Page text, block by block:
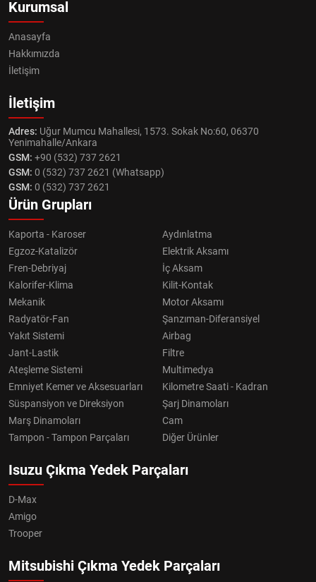
Kurumsal
Anasayfa
Hakkımızda
İletişim
İletişim
Adres: Uğur Mumcu Mahallesi, 1573. Sokak No:60, 06370
Yenimahalle/Ankara
GSM: +90 (532) 737 2621
GSM: 0 (532) 737 2621 (Whatsapp)
GSM: 0 (532) 737 2621
Ürün Grupları
Kaporta - Karoser
Aydınlatma
Egzoz-Katalizör
Elektrik Aksamı
Fren-Debriyaj
İç Aksam
Kalorifer-Klima
Kilit-Kontak
Mekanik
Motor Aksamı
Radyatör-Fan
Şanzıman-Diferansiyel
Yakıt Sistemi
Airbag
Jant-Lastik
Filtre
Ateşleme Sistemi
Multimedya
Emniyet Kemer ve Aksesuarları
Kilometre Saati - Kadran
Süspansiyon ve Direksiyon
Şarj Dinamoları
Marş Dinamoları
Cam
Tampon - Tampon Parçaları
Diğer Ürünler
Isuzu Çıkma Yedek Parçaları
D-Max
Amigo
Trooper
Mitsubishi Çıkma Yedek Parçaları